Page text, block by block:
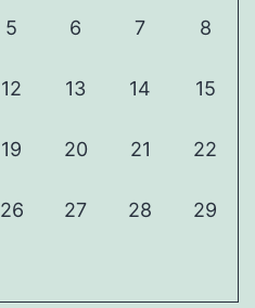
5 6 7 8
12 13 14 15
19 20 21 22
26 27 28 29